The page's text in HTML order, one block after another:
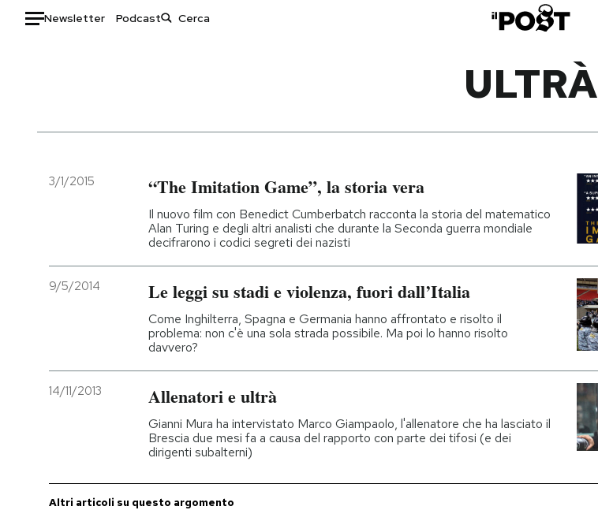
Newsletter Podcast
Italia
Politica
Cultura
Economia
Moda
Ok Boomer!
Media
Europa
Altrecose
Mondiali calcio 2026
PODCAST
I MIEI PREFERITI
ULTRÀ
3/1/2015 “The Imitation Game”, la storia vera
Il nuovo film con Benedict Cumberbatch racconta la storia del matematico
Alan Turing e degli altri analisti che durante la Seconda guerra mondiale
decifrarono i codici segreti dei nazisti
9/5/2014 Le leggi su stadi e violenza, fuori dall’Italia
Come Inghilterra, Spagna e Germania hanno affrontato e risolto il
problema: non c'è una sola strada possibile. Ma poi lo hanno risolto
davvero?
14/11/2013 Allenatori e ultrà
Gianni Mura ha intervistato Marco Giampaolo, l'allenatore che ha lasciato il
Brescia due mesi fa a causa del rapporto con parte dei tifosi (e dei
dirigenti subalterni)
Altri articoli su questo argomento